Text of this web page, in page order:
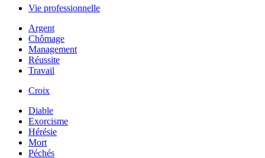
Vie professionnelle
Argent
Chômage
Management
Réussite
Travail
Croix
Diable
Exorcisme
Hérésie
Mort
Péchés